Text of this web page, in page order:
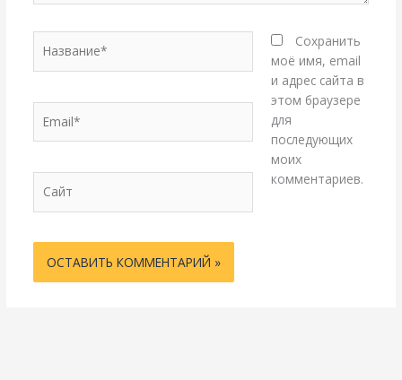
Сохранить
моё имя, email
и адрес сайта в
этом браузере
для
последующих
моих
комментариев.